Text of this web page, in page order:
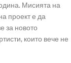
Мисията на
проект е да
за новото
които вече не